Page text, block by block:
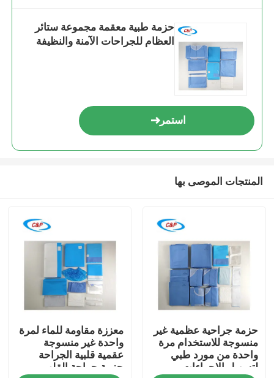
حزمة طبية معقمة مجموعة ستائر
العظام للجراحات الآمنة والنظيفة
استمر
المنتجات الموصى بها
حزمة جراحية عظمية غير
منسوجة للاستخدام مرة
واحدة من مورد طبي
لتسهيل الإجراءات
معززة مقاومة للماء لمرة
واحدة غير منسوجة
عقمية قلبية الجراحة
حزمة جراحة القلب